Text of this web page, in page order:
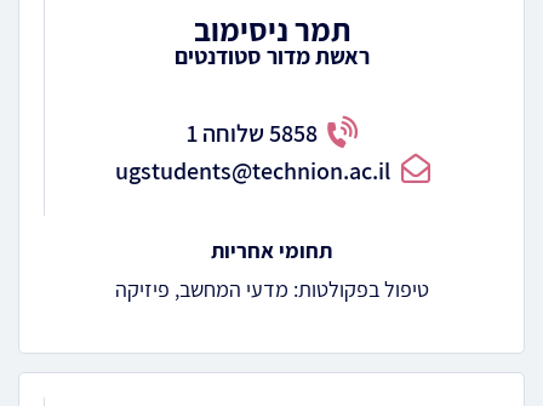
תמר ניסימוב
ראשת מדור סטודנטים
5858 שלוחה 1
ugstudents@technion.ac.il
תחומי אחריות
טיפול בפקולטות: מדעי המחשב, פיזיקה